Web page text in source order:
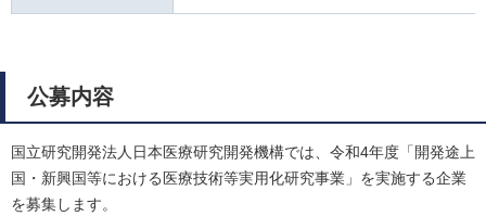
公募内容
国立研究開発法人日本医療研究開発機構では、令和4年度「開発途上
国・新興国等における医療技術等実用化研究事業」を実施する企業
を募集します。